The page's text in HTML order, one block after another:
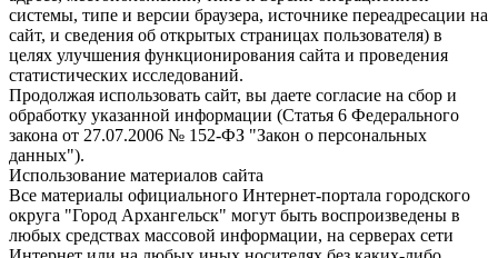
системы, типе и версии браузера, источнике переадресации на
сайт, и сведения об открытых страницах пользователя) в
целях улучшения функционирования сайта и проведения
статистических исследований.
Продолжая использовать сайт, вы даете согласие на сбор и
обработку указанной информации (Статья 6 Федерального
закона от 27.07.2006 № 152-ФЗ "Закон о персональных
данных").
Использование материалов сайта
Все материалы официального Интернет-портала городского
округа "Город Архангельск" могут быть воспроизведены в
любых средствах массовой информации, на серверах сети